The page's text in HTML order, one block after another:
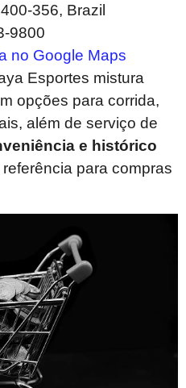
356, Brazil
9800
no Google Maps
Esportes mistura
opções para corrida,
além de serviço de
e histórico
para compras